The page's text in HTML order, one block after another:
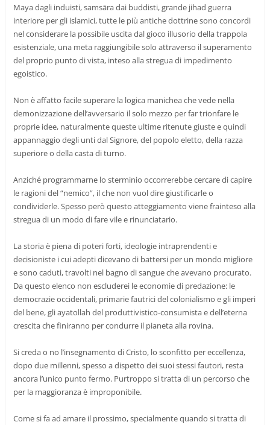
Maya dagli induisti, samsāra dai buddisti, grande jihad guerra
interiore per gli islamici, tutte le più antiche dottrine sono concordi
nel considerare la possibile uscita dal gioco illusorio della trappola
esistenziale, una meta raggiungibile solo attraverso il superamento
del proprio punto di vista, inteso alla stregua di impedimento
egoistico.
Non è affatto facile superare la logica manichea che vede nella
demonizzazione dell’avversario il solo mezzo per far trionfare le
proprie idee, naturalmente queste ultime ritenute giuste e quindi
appannaggio degli unti dal Signore, del popolo eletto, della razza
superiore o della casta di turno.
Anziché programmarne lo sterminio occorrerebbe cercare di capire
le ragioni del “nemico”, il che non vuol dire giustificarle o
condividerle. Spesso però questo atteggiamento viene frainteso alla
stregua di un modo di fare vile e rinunciatario.
La storia è piena di poteri forti, ideologie intraprendenti e
decisioniste i cui adepti dicevano di battersi per un mondo migliore
e sono caduti, travolti nel bagno di sangue che avevano procurato.
Da questo elenco non escluderei le economie di predazione: le
democrazie occidentali, primarie fautrici del colonialismo e gli imperi
del bene, gli ayatollah del produttivistico-consumista e dell’eterna
crescita che finiranno per condurre il pianeta alla rovina.
Si creda o no l’insegnamento di Cristo, lo sconfitto per eccellenza,
dopo due millenni, spesso a dispetto dei suoi stessi fautori, resta
ancora l’unico punto fermo. Purtroppo si tratta di un percorso che
per la maggioranza è improponibile.
Come si fa ad amare il prossimo, specialmente quando si tratta di